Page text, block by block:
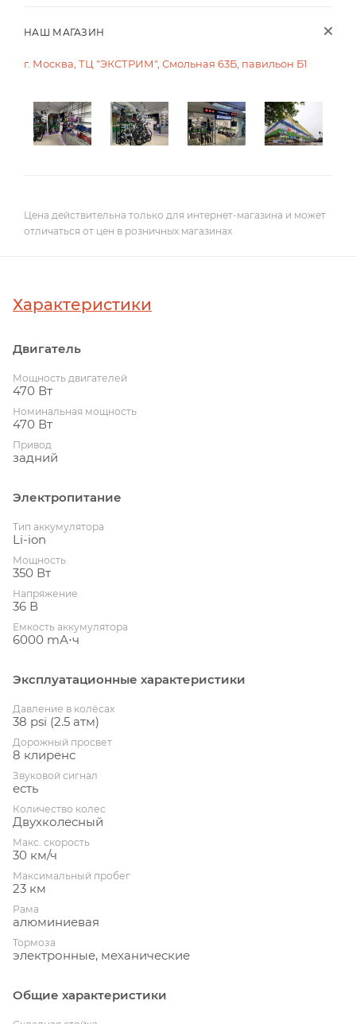
НАШ МАГАЗИН
г. Москва, ТЦ "ЭКСТРИМ", Смольная 63Б, павильон Б1
Цена действительна только для интернет-магазина и может
отличаться от цен в розничных магазинах
Характеристики
Двигатель
Мощность двигателей
470 Вт
Номинальная мощность
470 Вт
Привод
задний
Электропитание
Тип аккумулятора
Li-ion
Мощность
350 Вт
Напряжение
36 В
Емкость аккумулятора
6000 mА⋅ч
Эксплуатационные характеристики
Давление в колёсах
38 psi (2.5 атм)
Дорожный просвет
8 клиренс
Звуковой сигнал
есть
Количество колес
Двухколесный
Макс. скорость
30 км/ч
Максимальный пробег
23 км
Рама
алюминиевая
Тормоза
электронные, механические
Общие характеристики